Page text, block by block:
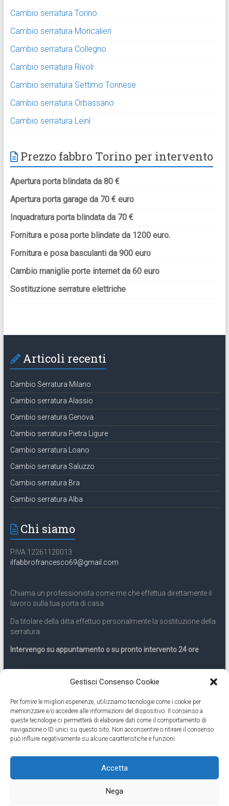
Gestisci Consenso Cookie
Per fornire le migliori esperienze, utilizziamo tecnologie come i cookie per
memorizzare e/o accedere alle informazioni del dispositivo. Il consenso a
queste tecnologie ci permetterà di elaborare dati come il comportamento di
navigazione o ID unici su questo sito. Non acconsentire o ritirare il consenso
può influire negativamente su alcune caratteristiche e funzioni.
Accetta
Nega
Cambio serratura Torino
Cambio serratura Moncalieri
Cambio serratura Collegno
Cambio serratura Rivoli
Cambio serratura Settimo Torinese
Cambio serratura Orbassano
Cambio serratura Leinì
Prezzo fabbro Torino per intervento
Apertura porta blindata da 80 €
Apertura porta garage da 70 € euro
Inquadratura porta blindata da 70 €
Fornitura e posa porte blindate da 1200 euro.
Fornitura e posa basculanti da 900 euro
Cambio maniglie porte internet da 60 euro
Sostituzione serrature elettriche
Articoli recenti
Cambio Serratura Milano
Cambio serratura Alassio
Cambio serratura Genova
Cambio serratura Pietra Ligure
Cambio serratura Loano
Cambio serratura Saluzzo
Cambio serratura Bra
Cambio serratura Alba
Chi siamo
P.IVA 12261120013
ilfabbrofrancesco69@gmail.com
Chiama un professionista come me che effettua direttamente il
lavoro sulla tua porta di casa .
Da titolare della ditta effettuo personalmente la sostituzione della
serratura .
Intervengo su appuntamento o su pronto intervento 24 ore
Servizio 24 ore
Cell331.9899963
Eseguiamo anche lavori di apertura porte pronto intervento 24
ore
by ThemeGrill. Powered by